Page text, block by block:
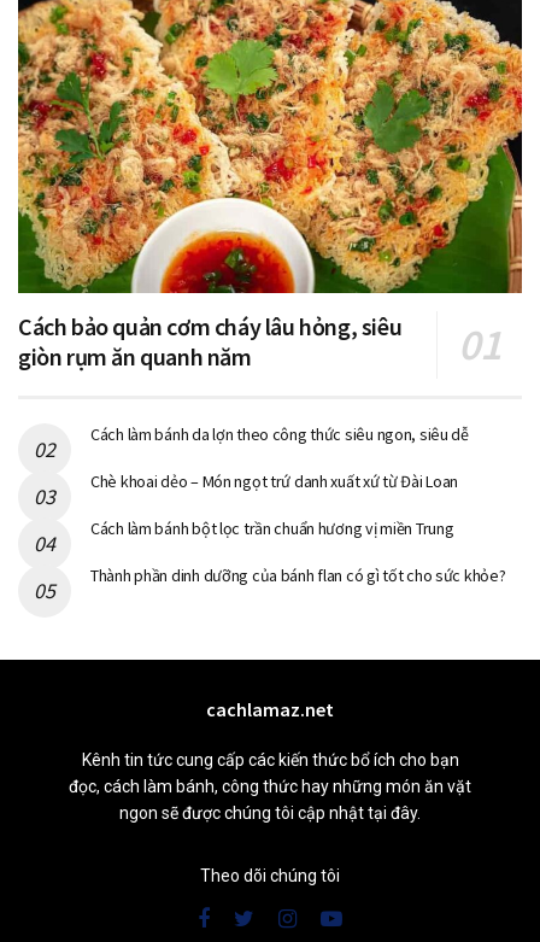
Cách bảo quản cơm cháy lâu hỏng, siêu
giòn rụm ăn quanh năm
Cách làm bánh da lợn theo công thức siêu ngon, siêu dễ
Chè khoai dẻo – Món ngọt trứ danh xuất xứ từ Đài Loan
Cách làm bánh bột lọc trần chuẩn hương vị miền Trung
Thành phần dinh dưỡng của bánh flan có gì tốt cho sức khỏe?
cachlamaz.net
Kênh tin tức cung cấp các kiến thức bổ ích cho bạn
đọc, cách làm bánh, công thức hay những món ăn vặt
ngon sẽ được chúng tôi cập nhật tại đây.
Theo dõi chúng tôi